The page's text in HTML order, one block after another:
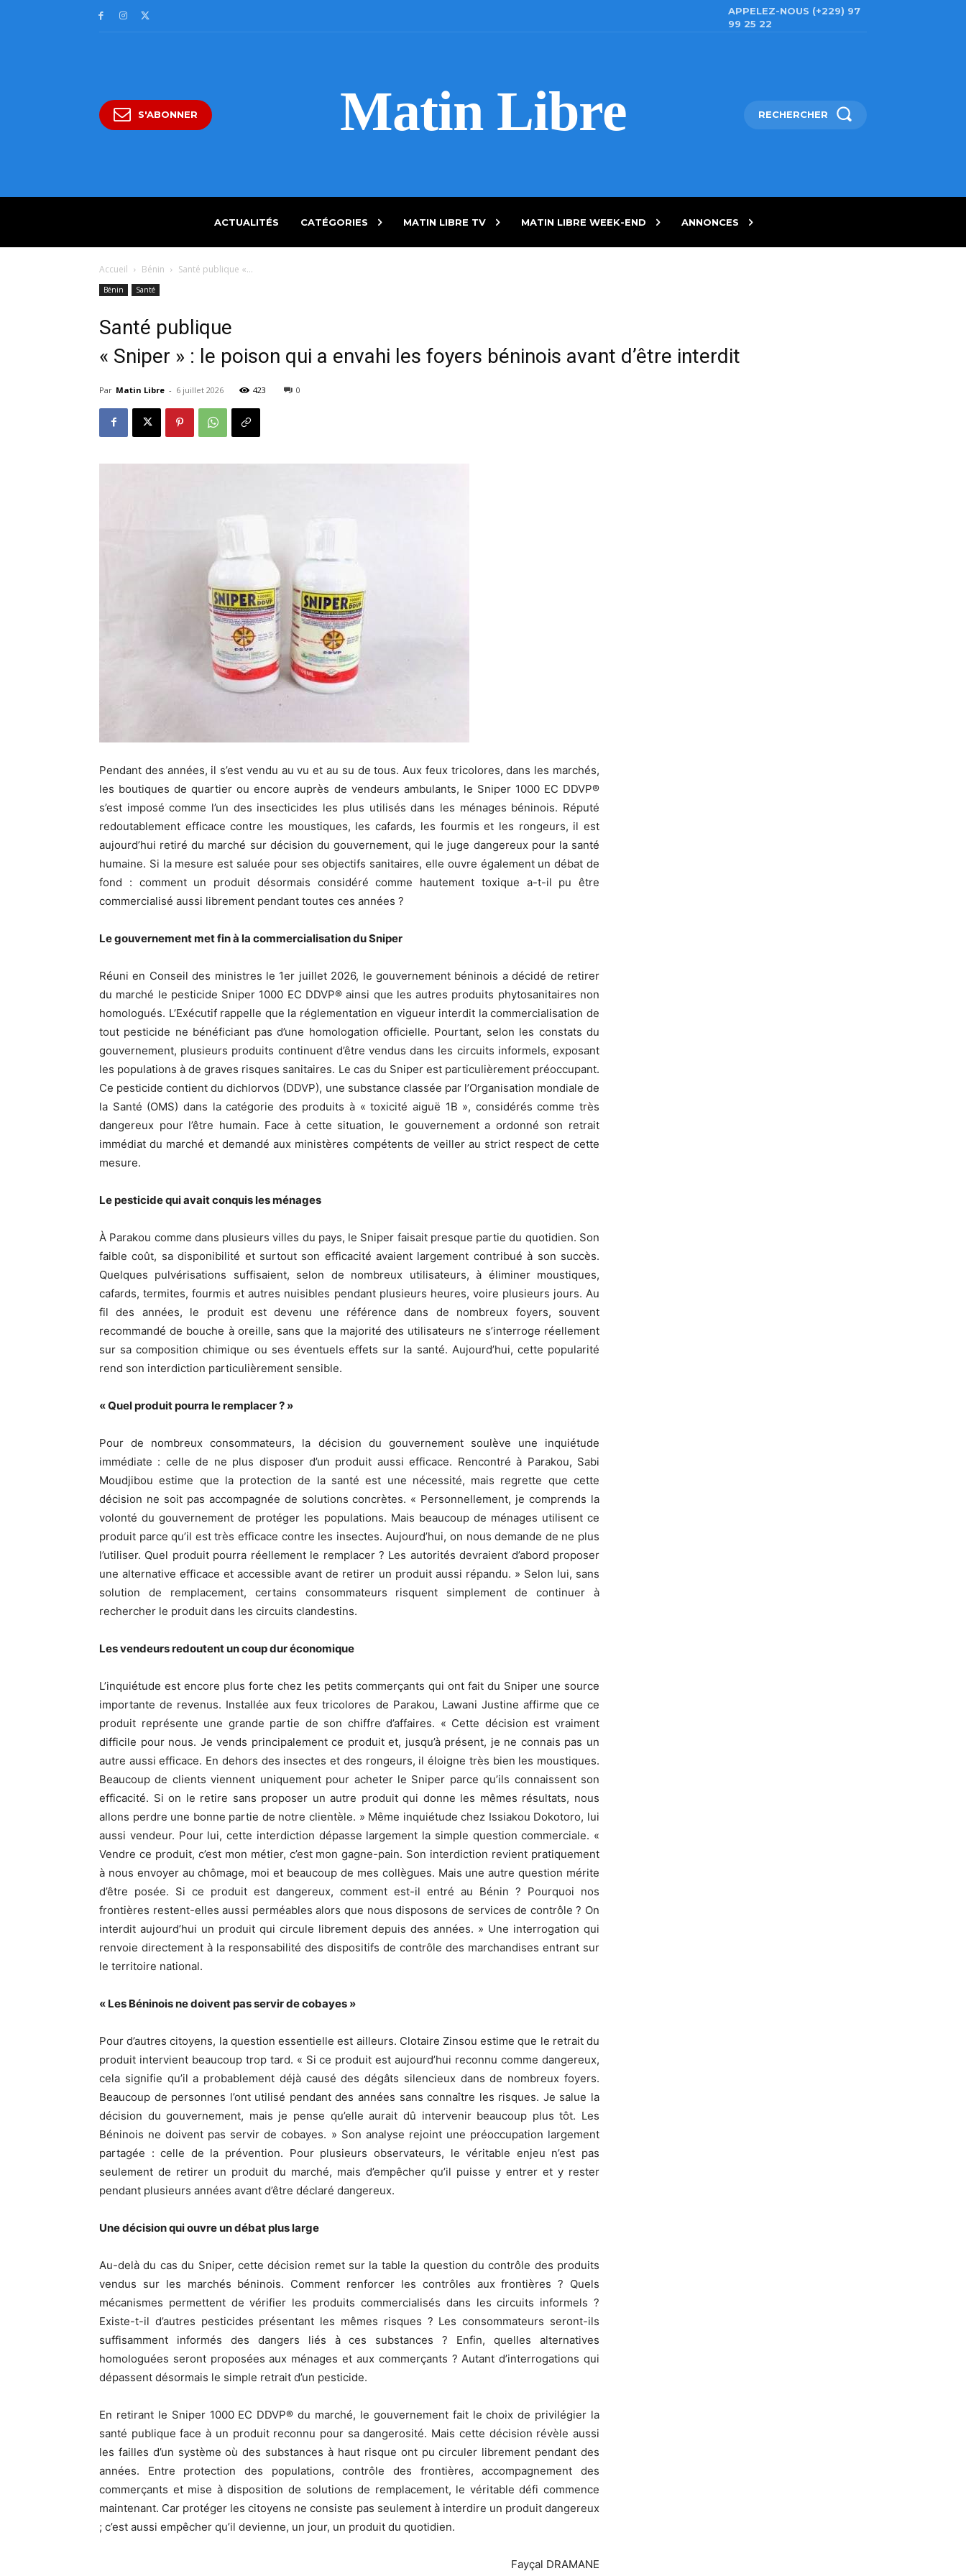
APPELEZ-NOUS (+229) 97
99 25 22
S'ABONNER Matin Libre RECHERCHER
ACTUALITÉS CATÉGORIES MATIN LIBRE TV MATIN LIBRE WEEK-END ANNONCES
Accueil Bénin Santé publique «...
Bénin Santé
Santé publique
« Sniper » : le poison qui a envahi les foyers béninois avant d’être interdit
Par Matin Libre - 6 juillet 2026 423 0
Pendant des années, il s’est vendu au vu et au su de tous. Aux feux tricolores, dans les marchés,
les boutiques de quartier ou encore auprès de vendeurs ambulants, le Sniper 1000 EC DDVP®
s’est imposé comme l’un des insecticides les plus utilisés dans les ménages béninois. Réputé
redoutablement efficace contre les moustiques, les cafards, les fourmis et les rongeurs, il est
aujourd’hui retiré du marché sur décision du gouvernement, qui le juge dangereux pour la santé
humaine. Si la mesure est saluée pour ses objectifs sanitaires, elle ouvre également un débat de
fond : comment un produit désormais considéré comme hautement toxique a-t-il pu être
commercialisé aussi librement pendant toutes ces années ?
Le gouvernement met fin à la commercialisation du Sniper
Réuni en Conseil des ministres le 1er juillet 2026, le gouvernement béninois a décidé de retirer
du marché le pesticide Sniper 1000 EC DDVP® ainsi que les autres produits phytosanitaires non
homologués. L’Exécutif rappelle que la réglementation en vigueur interdit la commercialisation de
tout pesticide ne bénéficiant pas d’une homologation officielle. Pourtant, selon les constats du
gouvernement, plusieurs produits continuent d’être vendus dans les circuits informels, exposant
les populations à de graves risques sanitaires. Le cas du Sniper est particulièrement préoccupant.
Ce pesticide contient du dichlorvos (DDVP), une substance classée par l’Organisation mondiale de
la Santé (OMS) dans la catégorie des produits à « toxicité aiguë 1B », considérés comme très
dangereux pour l’être humain. Face à cette situation, le gouvernement a ordonné son retrait
immédiat du marché et demandé aux ministères compétents de veiller au strict respect de cette
mesure.
Le pesticide qui avait conquis les ménages
À Parakou comme dans plusieurs villes du pays, le Sniper faisait presque partie du quotidien. Son
faible coût, sa disponibilité et surtout son efficacité avaient largement contribué à son succès.
Quelques pulvérisations suffisaient, selon de nombreux utilisateurs, à éliminer moustiques,
cafards, termites, fourmis et autres nuisibles pendant plusieurs heures, voire plusieurs jours. Au
fil des années, le produit est devenu une référence dans de nombreux foyers, souvent
recommandé de bouche à oreille, sans que la majorité des utilisateurs ne s’interroge réellement
sur sa composition chimique ou ses éventuels effets sur la santé. Aujourd’hui, cette popularité
rend son interdiction particulièrement sensible.
« Quel produit pourra le remplacer ? »
Pour de nombreux consommateurs, la décision du gouvernement soulève une inquiétude
immédiate : celle de ne plus disposer d’un produit aussi efficace. Rencontré à Parakou, Sabi
Moudjibou estime que la protection de la santé est une nécessité, mais regrette que cette
décision ne soit pas accompagnée de solutions concrètes. « Personnellement, je comprends la
volonté du gouvernement de protéger les populations. Mais beaucoup de ménages utilisent ce
produit parce qu’il est très efficace contre les insectes. Aujourd’hui, on nous demande de ne plus
l’utiliser. Quel produit pourra réellement le remplacer ? Les autorités devraient d’abord proposer
une alternative efficace et accessible avant de retirer un produit aussi répandu. » Selon lui, sans
solution de remplacement, certains consommateurs risquent simplement de continuer à
rechercher le produit dans les circuits clandestins.
Les vendeurs redoutent un coup dur économique
L’inquiétude est encore plus forte chez les petits commerçants qui ont fait du Sniper une source
importante de revenus. Installée aux feux tricolores de Parakou, Lawani Justine affirme que ce
produit représente une grande partie de son chiffre d’affaires. « Cette décision est vraiment
difficile pour nous. Je vends principalement ce produit et, jusqu’à présent, je ne connais pas un
autre aussi efficace. En dehors des insectes et des rongeurs, il éloigne très bien les moustiques.
Beaucoup de clients viennent uniquement pour acheter le Sniper parce qu’ils connaissent son
efficacité. Si on le retire sans proposer un autre produit qui donne les mêmes résultats, nous
allons perdre une bonne partie de notre clientèle. » Même inquiétude chez Issiakou Dokotoro, lui
aussi vendeur. Pour lui, cette interdiction dépasse largement la simple question commerciale. «
Vendre ce produit, c’est mon métier, c’est mon gagne-pain. Son interdiction revient pratiquement
à nous envoyer au chômage, moi et beaucoup de mes collègues. Mais une autre question mérite
d’être posée. Si ce produit est dangereux, comment est-il entré au Bénin ? Pourquoi nos
frontières restent-elles aussi perméables alors que nous disposons de services de contrôle ? On
interdit aujourd’hui un produit qui circule librement depuis des années. » Une interrogation qui
renvoie directement à la responsabilité des dispositifs de contrôle des marchandises entrant sur
le territoire national.
« Les Béninois ne doivent pas servir de cobayes »
Pour d’autres citoyens, la question essentielle est ailleurs. Clotaire Zinsou estime que le retrait du
produit intervient beaucoup trop tard. « Si ce produit est aujourd’hui reconnu comme dangereux,
cela signifie qu’il a probablement déjà causé des dégâts silencieux dans de nombreux foyers.
Beaucoup de personnes l’ont utilisé pendant des années sans connaître les risques. Je salue la
décision du gouvernement, mais je pense qu’elle aurait dû intervenir beaucoup plus tôt. Les
Béninois ne doivent pas servir de cobayes. » Son analyse rejoint une préoccupation largement
partagée : celle de la prévention. Pour plusieurs observateurs, le véritable enjeu n’est pas
seulement de retirer un produit du marché, mais d’empêcher qu’il puisse y entrer et y rester
pendant plusieurs années avant d’être déclaré dangereux.
Une décision qui ouvre un débat plus large
Au-delà du cas du Sniper, cette décision remet sur la table la question du contrôle des produits
vendus sur les marchés béninois. Comment renforcer les contrôles aux frontières ? Quels
mécanismes permettent de vérifier les produits commercialisés dans les circuits informels ?
Existe-t-il d’autres pesticides présentant les mêmes risques ? Les consommateurs seront-ils
suffisamment informés des dangers liés à ces substances ? Enfin, quelles alternatives
homologuées seront proposées aux ménages et aux commerçants ? Autant d’interrogations qui
dépassent désormais le simple retrait d’un pesticide.
En retirant le Sniper 1000 EC DDVP® du marché, le gouvernement fait le choix de privilégier la
santé publique face à un produit reconnu pour sa dangerosité. Mais cette décision révèle aussi
les failles d’un système où des substances à haut risque ont pu circuler librement pendant des
années. Entre protection des populations, contrôle des frontières, accompagnement des
commerçants et mise à disposition de solutions de remplacement, le véritable défi commence
maintenant. Car protéger les citoyens ne consiste pas seulement à interdire un produit dangereux
; c’est aussi empêcher qu’il devienne, un jour, un produit du quotidien.
Fayçal DRAMANE